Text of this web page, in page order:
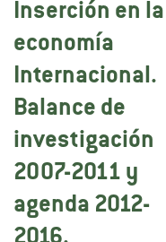
Inserción en la
economía
Internacional.
Balance de
investigación
2007-2011 y
agenda 2012-